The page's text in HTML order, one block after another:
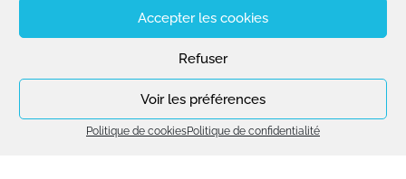
Accepter les cookies
Refuser
Voir les préférences
Politique de cookiesPolitique de confidentialité
Le site a été conçu et développé parWebcom Designer
mise à disposition du site au public est assuré par Société
Pour tout renseignement sur le site, veuillez nous contacter par
le formulaire de contact de la page
Contactdu présent site.